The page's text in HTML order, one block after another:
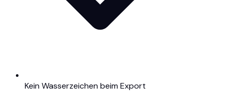
Kein Wasserzeichen beim Export